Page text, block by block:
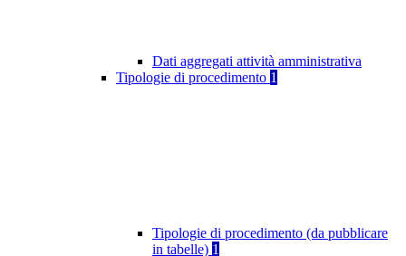
Dati aggregati attività amministrativa
Tipologie di procedimento 1
Tipologie di procedimento (da pubblicare
in tabelle) 1